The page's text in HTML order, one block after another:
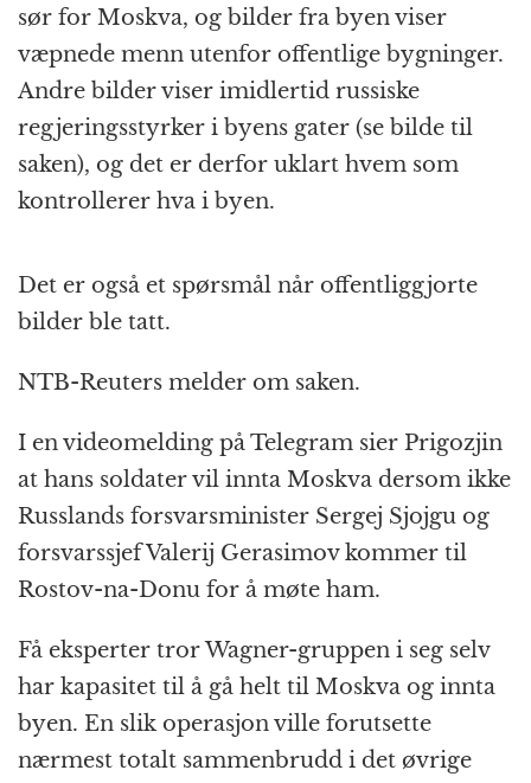
sør for Moskva, og bilder fra byen viser
væpnede menn utenfor offentlige bygninger.
Andre bilder viser imidlertid russiske
regjeringsstyrker i byens gater (se bilde til
saken), og det er derfor uklart hvem som
kontrollerer hva i byen.
Det er også et spørsmål når offentliggjorte
bilder ble tatt.
NTB-Reuters melder om saken.
I en videomelding på Telegram sier Prigozjin
at hans soldater vil innta Moskva dersom ikke
Russlands forsvarsminister Sergej Sjojgu og
forsvarssjef Valerij Gerasimov kommer til
Rostov-na-Donu for å møte ham.
Få eksperter tror Wagner-gruppen i seg selv
har kapasitet til å gå helt til Moskva og innta
byen. En slik operasjon ville forutsette
nærmest totalt sammenbrudd i det øvrige